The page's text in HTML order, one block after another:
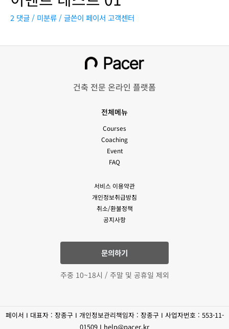
2 댓글 / 미분류 / 글쓴이 페이서 고객센터
건축 전문 온라인 플랫폼
전체메뉴
Courses
Coaching
Event
FAQ
서비스 이용약관
개인정보취급방침
취소/환불정책
공지사항
문의하기
주중 10~18시 / 주말 및 공휴일 제외
페이서 I 대표자 : 장종구 I 개인정보관리책임자 : 장종구 I 사업자번호 : 553-11-
01509 I help@pacer.kr